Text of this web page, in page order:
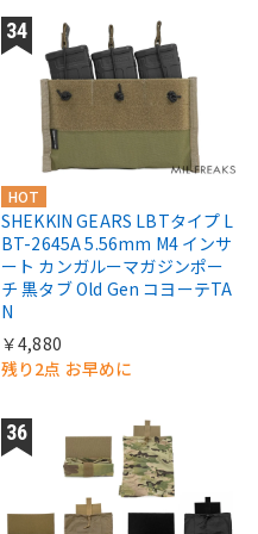
HOT
SHEKKIN GEARS LBTタイプ L
BT-2645A 5.56mm M4 インサ
ート カンガルーマガジンポー
チ 黒タブ Old Gen コヨーテTA
N
￥4,880
残り2点 お早めに